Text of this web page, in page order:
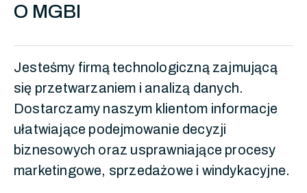
O MGBI
Jesteśmy firmą technologiczną zajmującą
się przetwarzaniem i analizą danych.
Dostarczamy naszym klientom informacje
ułatwiające podejmowanie decyzji
biznesowych oraz usprawniające procesy
marketingowe, sprzedażowe i windykacyjne.